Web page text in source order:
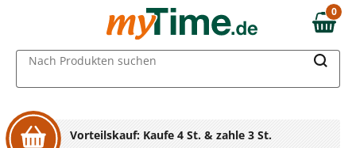
Zum Hauptinhalt springen
Zur Navigation springen
Zur Suche springen
0,00 €
0
Nach Produkten suchen
Vorteilskauf: Kaufe 4 St. & zahle 3 St.